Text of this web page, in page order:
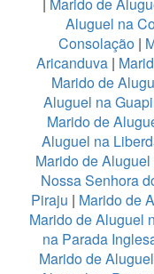
Aluguel na
Consolação |
Aricanduva |
Marido de
Aluguel na
Marido de
Aluguel na
Marido de
Nossa Senhora
Piraju | Marido de
Marido de Aluguel
na Parada
Marido de